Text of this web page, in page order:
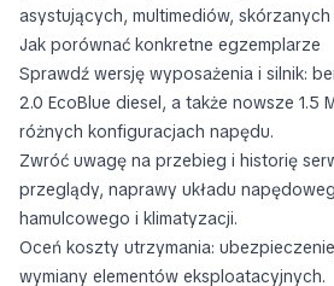
asystujących, multimediów, skórzanych
Jak porównać konkretne egzemplarze
Sprawdź wersję wyposażenia i silnik:
2.0 EcoBlue diesel, a także nowsze 1.5
różnych konfiguracjach napędu.
Zwróć uwagę na przebieg i historię
przeglądy, naprawy układu
hamulcowego i klimatyzacji.
Oceń koszty utrzymania:
wymiany elementów eksploatacyjnych.